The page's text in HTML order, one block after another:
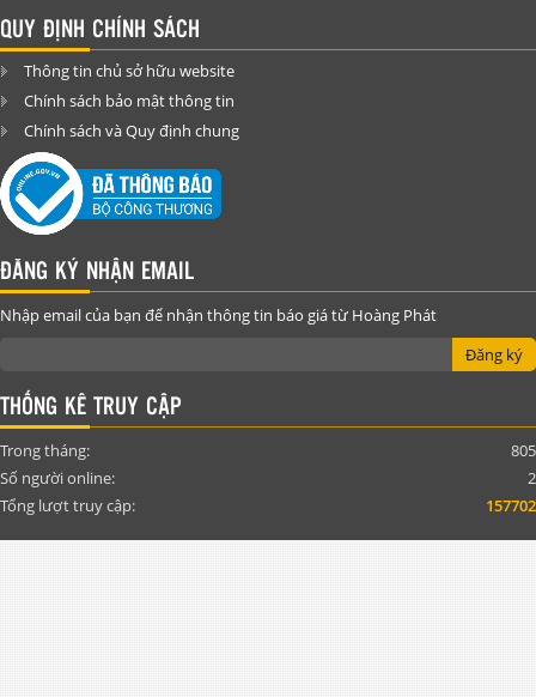
QUY ĐỊNH CHÍNH SÁCH
Thông tin chủ sở hữu website
Chính sách bảo mật thông tin
Chính sách và Quy định chung
ĐĂNG KÝ NHẬN EMAIL
Nhập email của bạn để nhận thông tin báo giá từ Hoàng Phát
Đăng ký
THỐNG KÊ TRUY CẬP
Trong tháng:
805
Số người online:
2
Tổng lượt truy cập:
157702